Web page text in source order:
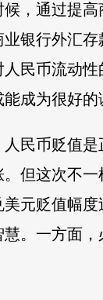
，通过提
银行外汇
民币流动
成为很好的
民币贬值
但这次不
元贬值幅
。一方面